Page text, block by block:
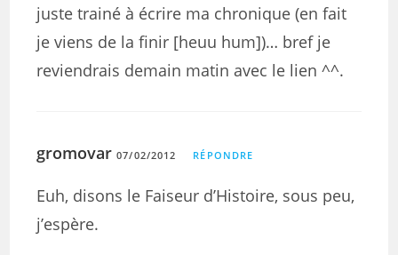
juste trainé à écrire ma chronique (en fait
je viens de la finir [heuu hum])… bref je
reviendrais demain matin avec le lien ^^.
gromovar 07/02/2012 RÉPONDRE
Euh, disons le Faiseur d’Histoire, sous peu,
j’espère.